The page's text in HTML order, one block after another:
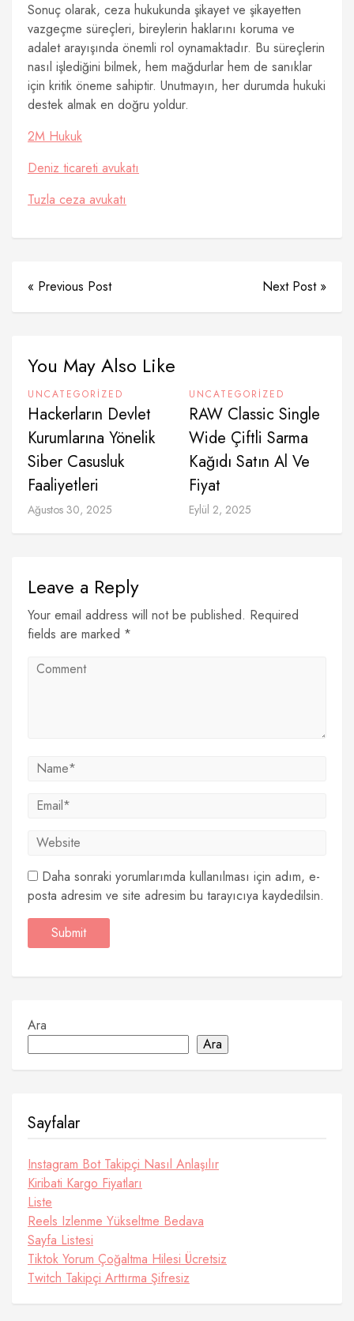
Sonuç olarak, ceza hukukunda şikayet ve şikayetten
vazgeçme süreçleri, bireylerin haklarını koruma ve
adalet arayışında önemli rol oynamaktadır. Bu süreçlerin
nasıl işlediğini bilmek, hem mağdurlar hem de sanıklar
için kritik öneme sahiptir. Unutmayın, her durumda hukuki
destek almak en doğru yoldur.
2M Hukuk
Deniz ticareti avukatı
Tuzla ceza avukatı
« Previous Post Next Post »
You May Also Like
UNCATEGORIZED
Hackerların Devlet
Kurumlarına Yönelik
Siber Casusluk
Faaliyetleri
Ağustos 30, 2025
UNCATEGORIZED
RAW Classic Single
Wide Çiftli Sarma
Kağıdı Satın Al Ve
Fiyat
Eylül 2, 2025
Leave a Reply
Your email address will not be published. Required
fields are marked *
Daha sonraki yorumlarımda kullanılması için adım, e-
posta adresim ve site adresim bu tarayıcıya kaydedilsin.
Ara
Ara
Sayfalar
Instagram Bot Takipçi Nasıl Anlaşılır
Kiribati Kargo Fiyatları
Liste
Reels Izlenme Yükseltme Bedava
Sayfa Listesi
Tiktok Yorum Çoğaltma Hilesi Ücretsiz
Twitch Takipçi Arttırma Şifresiz